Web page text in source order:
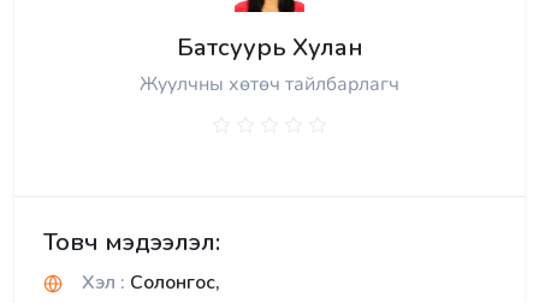
Батсуурь Хулан
Жуулчны хөтөч тайлбарлагч
Товч мэдээлэл:
Хэл : Солонгос,